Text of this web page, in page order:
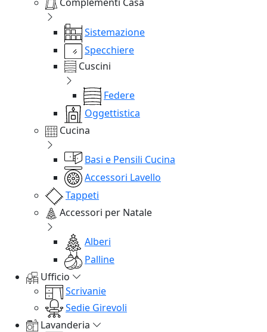
Sistemazione
Specchiere
Cuscini
Federe
Oggettistica
Cucina
Basi e Pensili Cucina
Accessori Lavello
Tappeti
Accessori per Natale
Alberi
Palline
Ufficio
Scrivanie
Sedie Girevoli
Lavanderia